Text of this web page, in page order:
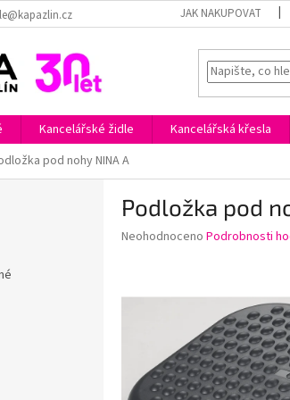
JAK NAKUPOVAT
Kancelářské židle Kancelářská křesla
pod nohy NINA A
Podložka pod
Průměrné
hvězdiček.
Neohodnoceno Podrobnosti